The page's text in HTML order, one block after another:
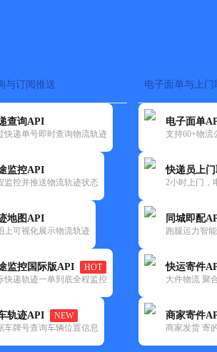
与订阅推送
查询API
快递单号即时查询物流轨迹
监控API
监控并推送物流轨迹状态
地图API
上可视化展示物流轨迹
监控国际版API
HOT
快递轨迹一单到底全程监控
轨迹API
NEW
车牌号查询车辆位置信息
电子面单与上门
电子面单
支持60+物流
快递员上
2小时上门，
同城即配
跑腿运力智
快运寄件
大件物流 聚
商家寄件
商家发货 寄
快运大全 快递时效
石棉
时间：2021-11-26 00:00:00